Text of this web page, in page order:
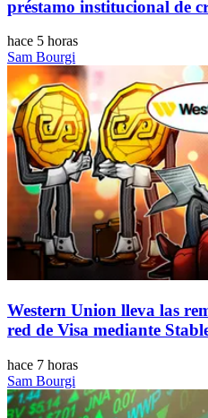
préstamo institucional de
hace 5 horas
Sam Bourgi
Western Union lleva las
red de Visa mediante
hace 7 horas
Sam Bourgi